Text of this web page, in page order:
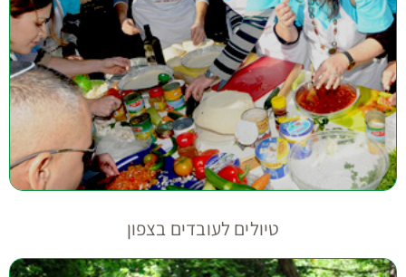
טיולים לעובדים בצפון